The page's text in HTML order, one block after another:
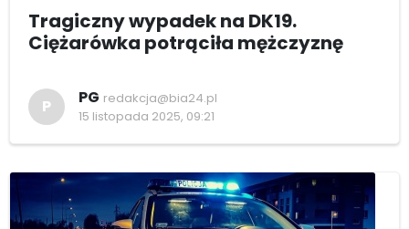
Tragiczny wypadek na DK19.
Ciężarówka potrąciła mężczyznę
P PG redakcja@bia24.pl
15 listopada 2025, 09:21